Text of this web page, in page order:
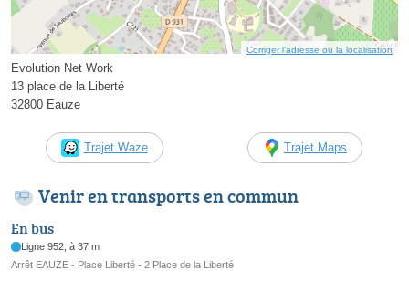
Corriger l’adresse ou la localisation
Evolution Net Work
13 place de la Liberté
32800 Eauze
Trajet Waze Trajet Maps
Venir en transports en commun
En bus
Ligne 952, à 37 m
Arrêt EAUZE - Place Liberté - 2 Place de la Liberté